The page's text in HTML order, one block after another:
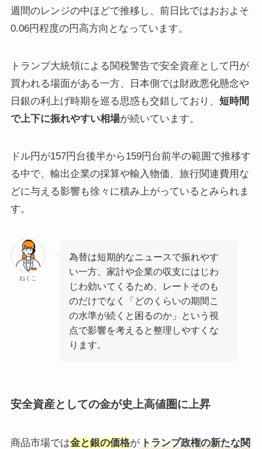
週間のレンジの中ほどで推移し、前日比ではおおよそ
0.06円程度の円高方向となっています。
トランプ大統領による関税警告で安全資産として円が
買われる場面がある一方、日本側では財政悪化懸念や
日銀の利上げ時期を巡る思惑も交錯しており、 短時間
で上下に振れやすい相場が続いています。
ドル円が157円台後半から159円台前半の範囲で推移す
る中で、輸出企業の採算や輸入物価、旅行関連費用な
どに与える影響も徐々に積み上がっているとみられま
す。
ねくこ
為替は短期的なニュースで振れやす
い一方、家計や企業の収支にはじわ
じわ効いてくるため、レートそのも
のだけでなく「どのくらいの期間こ
の水準が続くと困るのか」という視
点で影響を考えると整理しやすくな
ります。
安全資産としての金が史上高値圏に上昇
商品市場では金と銀の価格が トランプ政権の新たな関